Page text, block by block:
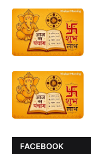
FACEBOOK